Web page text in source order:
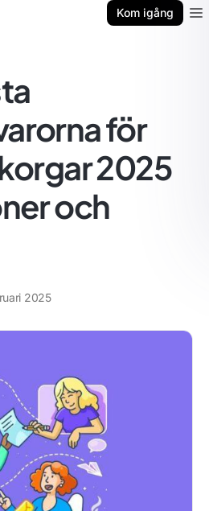
Kom igång
för
2025
och
2025